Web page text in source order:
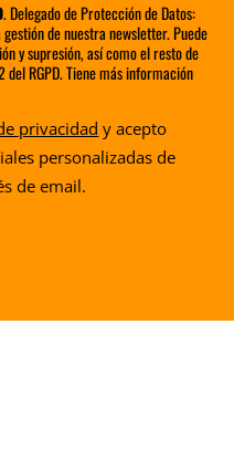
. Delegado de Protección de Datos:
de nuestra newsletter. Puede
y supresión, así como el resto de
RGPD. Tiene más información
privacidad y acepto
personalizadas de
de email.